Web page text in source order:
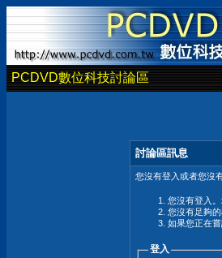
PCDVD數位科技討論區
討論區訊息
您沒有登入或者您沒
您沒有登入
您沒有足夠
如果您正在
登入